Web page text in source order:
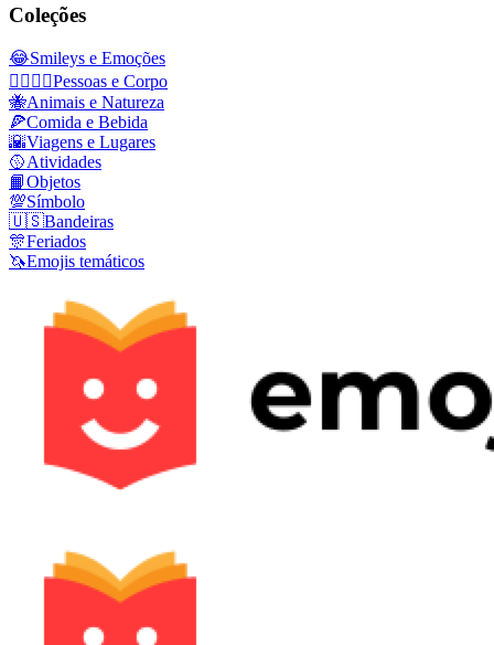
Coleções
😂Smileys e Emoções
👩‍❤️‍💋‍👨Pessoas e Corpo
🐝Animais e Natureza
🍕Comida e Bebida
🌇Viagens e Lugares
🥎Atividades
📙Objetos
💯Símbolo
🇺🇸Bandeiras
🎊Feriados
🦄Emojis temáticos